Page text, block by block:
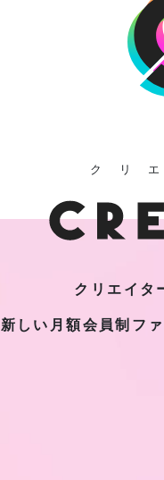
クリ
クリエイタ
新しい月額会員制 フ